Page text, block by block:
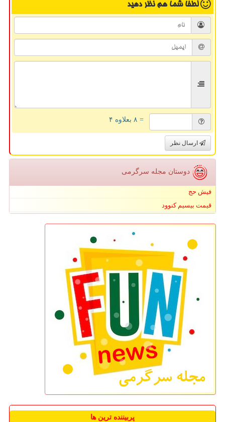
لطفا شما همنظر دهید
= ۸ بعلاوه ۴
ارسال نظر
دوستان مجله سرگرمی
فیش حج
قیمت بیسیم کنوود
پربیننده ترین ها